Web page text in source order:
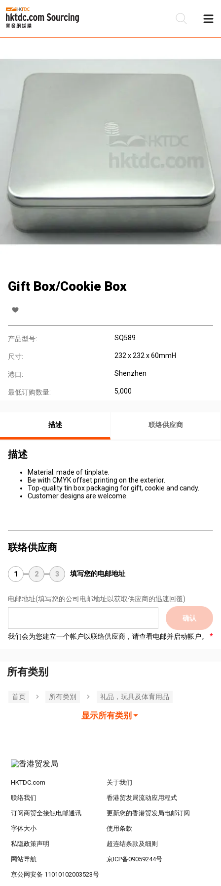
Gift Box/Cookie Box
产品型号: SQ589
尺寸: 232 x 232 x 60mmH
港口: Shenzhen
最低订购数量: 5,000
描述 联络供应商
描述
Material: made of tinplate.
Be with CMYK offset printing on the exterior.
Top-quality tin box packaging for gift, cookie and candy.
Customer designs are welcome.
联络供应商
1 2 3 填写您的电邮地址
电邮地址(填写您的公司电邮地址以获取供应商的迅速回覆)
确认
我们会为您建立一个帐户以联络供应商，请查看电邮并启动帐户。
所有类别
首页 所有类別 礼品，玩具及体育用品
显示所有类别
HKTDC.com 关于我们
联络我们 香港贸发局流动应用程式
订阅商贸全接触电邮通讯 更新您的香港贸发局电邮订阅
字体大小 使用条款
私隐政策声明 超连结条款及细则
网站导航 京ICP备09059244号
京公网安备 11010102003523号